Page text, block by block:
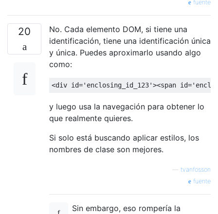
fuente
20
No. Cada elemento DOM, si tiene una
identificación, tiene una identificación única
y única. Puedes aproximarlo usando algo
como:
<div id='enclosing_id_123'><span id=
y luego usa la navegación para obtener lo
que realmente quieres.
Si solo está buscando aplicar estilos, los
nombres de clase son mejores.
tvanfosson
fuente
Sin embargo, eso rompería la